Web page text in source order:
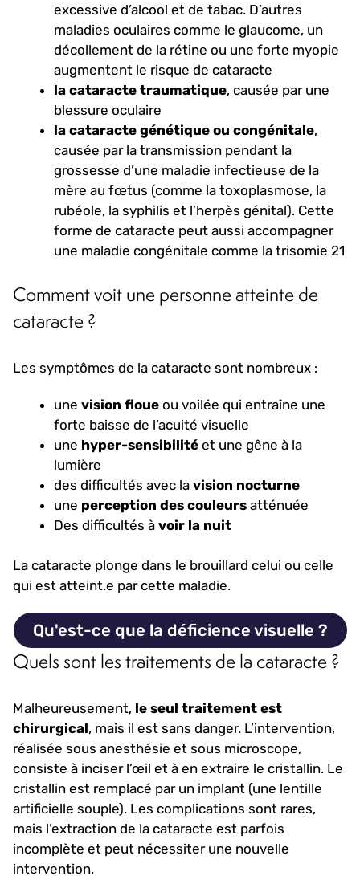
excessive d’alcool et de tabac. D’autres
maladies oculaires comme le glaucome, un
décollement de la rétine ou une forte myopie
augmentent le risque de cataracte
la cataracte traumatique, causée par une
blessure oculaire
la cataracte génétique ou congénitale,
causée par la transmission pendant la
grossesse d’une maladie infectieuse de la
mère au fœtus (comme la toxoplasmose, la
rubéole, la syphilis et l’herpès génital). Cette
forme de cataracte peut aussi accompagner
une maladie congénitale comme la trisomie 21
Comment voit une personne atteinte de
cataracte ?
Les symptômes de la cataracte sont nombreux :
une vision floue ou voilée qui entraîne une
forte baisse de l’acuité visuelle
une hyper-sensibilité et une gêne à la
lumière
des difficultés avec la vision nocturne
une perception des couleurs atténuée
Des difficultés à voir la nuit
La cataracte plonge dans le brouillard celui ou celle
qui est atteint.e par cette maladie.
Qu'est-ce que la déficience visuelle ?
Quels sont les traitements de la cataracte ?
Malheureusement, le seul traitement est
chirurgical, mais il est sans danger. L’intervention,
réalisée sous anesthésie et sous microscope,
consiste à inciser l’œil et à en extraire le cristallin. Le
cristallin est remplacé par un implant (une lentille
artificielle souple). Les complications sont rares,
mais l’extraction de la cataracte est parfois
incomplète et peut nécessiter une nouvelle
intervention.